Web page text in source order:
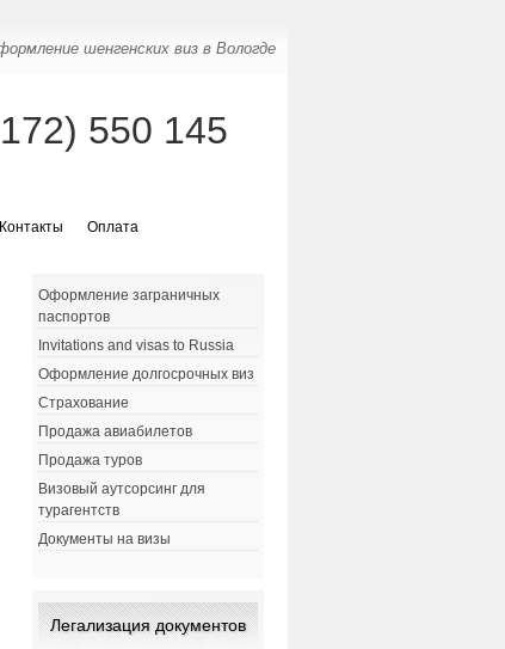
шенгенских виз в Вологде
550 145
Контакты Оплата
Оформление заграничных
паспортов
Invitations and visas to Russia
Оформление долгосрочных виз
Страхование
Продажа авиабилетов
Продажа туров
Визовый аутсорсинг для
турагентств
Документы на визы
Легализация документов